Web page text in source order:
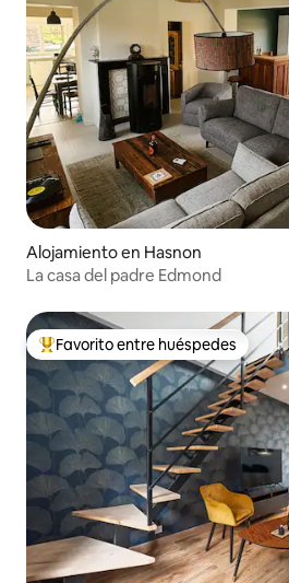
Alojamiento en Hasnon
La casa del padre Edmond
Favorito entre huéspedes preferido
Favorito entre huéspedes